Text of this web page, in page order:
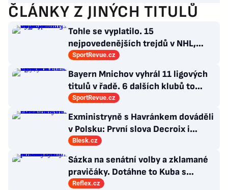
ČLÁNKY Z JINÝCH TITULŮ
Tohle se vyplatilo. 15
nejpovedenějších trejdů v NHL,
které byly upečeny na poslední
SportRevue.cz
Bayern Mnichov vyhrál 11 ligových
titulů v řadě. 6 dalších klubů to
zvládlo také, některé i víckrát
SportRevue.cz
Exministryně s Havránkem dováděli
v Polsku: První slova Decroix i
Havránkové!
Blesk.cz
Sázka na senátní volby a zklamané
pravičáky. Dotáhne to Kuba s
hnutím Naše Česko do celostátní
Reflex.cz